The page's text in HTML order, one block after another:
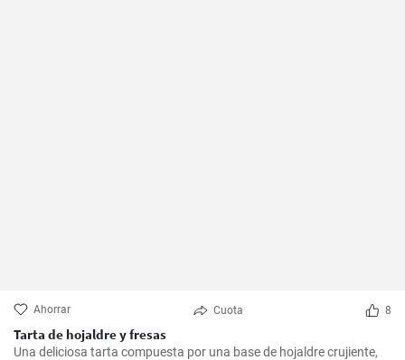
Ahorrar Cuota 8
Tarta de hojaldre y fresas
Una deliciosa tarta compuesta por una base de hojaldre crujiente,